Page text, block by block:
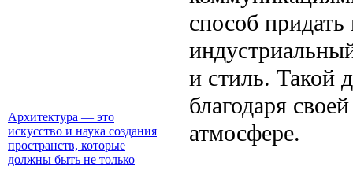
Архитектура — это
искусство и наука создания
пространств, которые
должны быть не только
способ
и стиль. Такой
благодаря
атмосфере.